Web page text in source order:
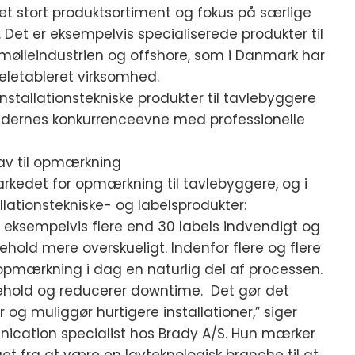
stort produktsortiment og fokus på særlige
er eksempelvis specialiserede produkter til
og offshore, som i Danmark har
virksomhed.
produkter til tavlebyggere
konkurrenceevne med professionelle
til opmærkning
for opmærkning til tavlebyggere, og i
og labelsprodukter:
flere end 30 labels indvendigt og
mere overskueligt. Indenfor flere og flere
i dag en naturlig del af processen.
og reducerer downtime. Det gør det
muliggør hurtigere installationer,” siger
specialist hos Brady A/S. Hun mærker